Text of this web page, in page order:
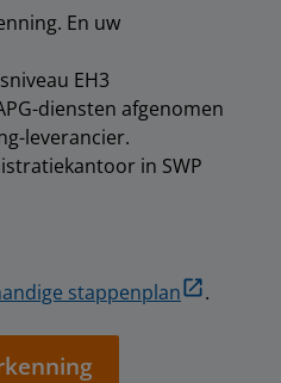
En uw
EH3
diensten afgenomen
leverancier.
in SWP
stappenplan .